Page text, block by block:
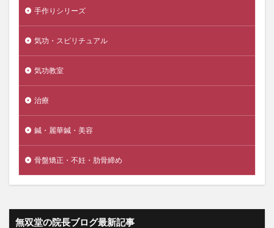
手作りシリーズ
気功・スピリチュアル
気功教室
治療
鍼・麗華鍼・美容
骨盤矯正・不妊・肋骨締め
無双堂の院長ブログ最新記事